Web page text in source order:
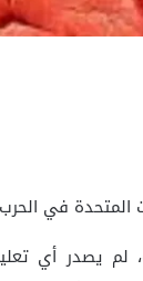
المتحدة في
لم يصدر أي